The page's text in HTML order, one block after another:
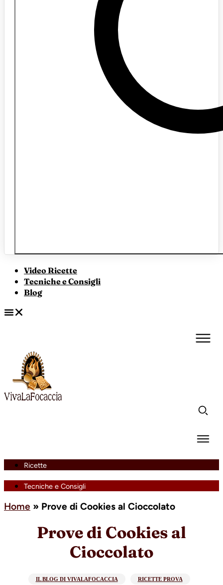
Video Ricette
Tecniche e Consigli
Blog
Ricette
Tecniche e Consigli
Home » Prove di Cookies al Cioccolato
Prove di Cookies al
Cioccolato
IL BLOG DI VIVALAFOCACCIA RICETTE PROVA